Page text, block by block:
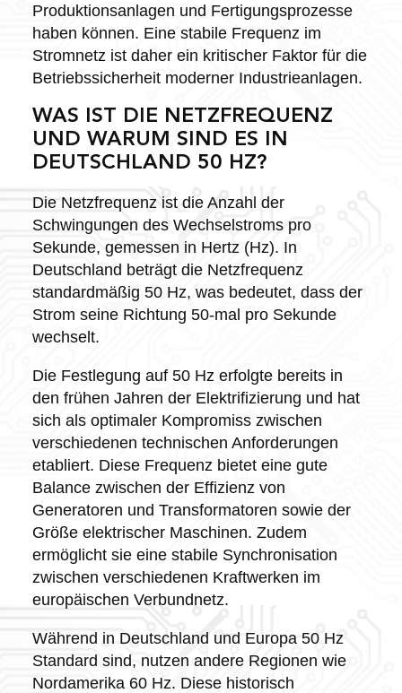
Produktionsanlagen und Fertigungsprozesse
haben können. Eine stabile Frequenz im
Stromnetz ist daher ein kritischer Faktor für die
Betriebssicherheit moderner Industrieanlagen.
WAS IST DIE NETZFREQUENZ
UND WARUM SIND ES IN
DEUTSCHLAND 50 HZ?
Die Netzfrequenz ist die Anzahl der
Schwingungen des Wechselstroms pro
Sekunde, gemessen in Hertz (Hz). In
Deutschland beträgt die Netzfrequenz
standardmäßig 50 Hz, was bedeutet, dass der
Strom seine Richtung 50-mal pro Sekunde
wechselt.
Die Festlegung auf 50 Hz erfolgte bereits in
den frühen Jahren der Elektrifizierung und hat
sich als optimaler Kompromiss zwischen
verschiedenen technischen Anforderungen
etabliert. Diese Frequenz bietet eine gute
Balance zwischen der Effizienz von
Generatoren und Transformatoren sowie der
Größe elektrischer Maschinen. Zudem
ermöglicht sie eine stabile Synchronisation
zwischen verschiedenen Kraftwerken im
europäischen Verbundnetz.
Während in Deutschland und Europa 50 Hz
Standard sind, nutzen andere Regionen wie
Nordamerika 60 Hz. Diese historisch